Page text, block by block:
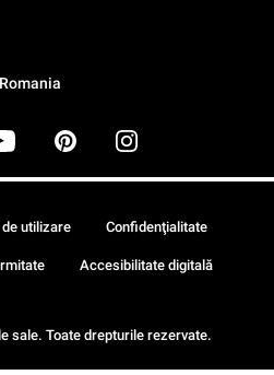
Romania
sale. Toate drepturile rezervate.
utilizare Confidenţialitate
Accesibilitate digitală